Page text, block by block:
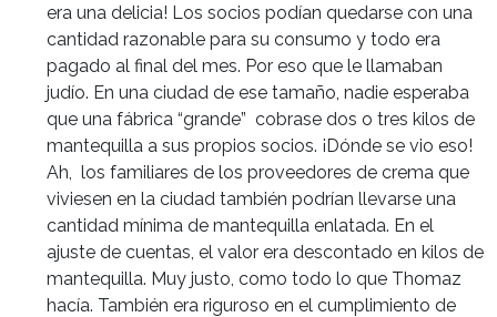
era una delicia! Los socios podían quedarse con una
cantidad razonable para su consumo y todo era
pagado al final del mes. Por eso que le llamaban
judío. En una ciudad de ese tamaño, nadie esperaba
que una fábrica “grande” cobrase dos o tres kilos de
mantequilla a sus propios socios. ¡Dónde se vio eso!
Ah, los familiares de los proveedores de crema que
viviesen en la ciudad también podrían llevarse una
cantidad mínima de mantequilla enlatada. En el
ajuste de cuentas, el valor era descontado en kilos de
mantequilla. Muy justo, como todo lo que Thomaz
hacía. También era riguroso en el cumplimiento de